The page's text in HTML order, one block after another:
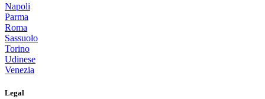
Napoli
Parma
Roma
Sassuolo
Torino
Udinese
Venezia
Legal